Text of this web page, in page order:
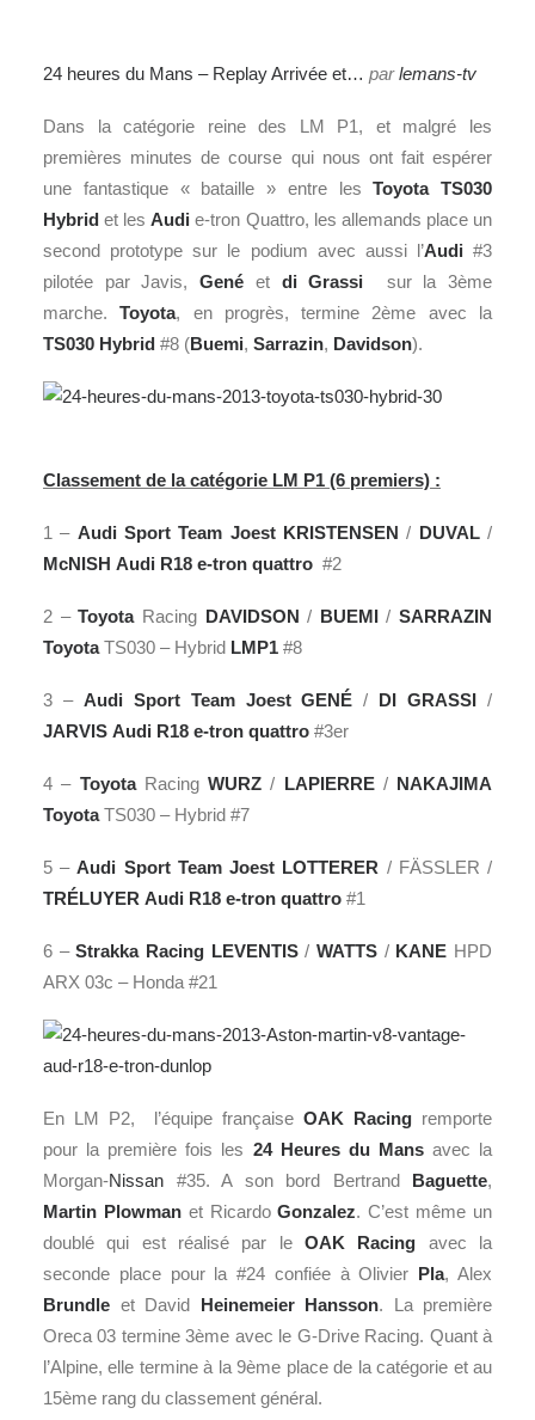
24 heures du Mans – Replay Arrivée et… parlemans-tv
Dans la catégorie reine des LM P1, et malgré les
premières minutes de course qui nous ont fait espérer
une fantastique « bataille » entre lesToyota TS030
Hybrid et lesAudi e-tron Quattro, les allemands place un
second prototype sur le podium avec aussi l’Audi #3
pilotée par Javis,Gené et di Grassi sur la 3ème
marche.Toyota, en progrès, termine 2ème avec la
TS030 Hybrid #8 (Buemi, Sarrazin, Davidson).
Classement de la catégorie LM P1 (6 premiers) :
1 – Audi Sport Team Joest KRISTENSEN / DUVAL/
McNISH Audi R18 e-tron quattro #2
2 –ToyotaRacing DAVIDSON / BUEMI/ SARRAZIN
ToyotaTS030 – Hybrid LMP1 #8
3 – Audi Sport Team Joest GENÉ / DI GRASSI /
JARVIS Audi R18 e-tron quattro #3er
4 – ToyotaRacing WURZ / LAPIERRE/ NAKAJIMA
ToyotaTS030 – Hybrid #7
5 –Audi Sport Team Joest LOTTERER / FÄSSLER /
TRÉLUYER Audi R18 e-tron quattro #1
6 –Strakka Racing LEVENTIS/WATTS / KANE HPD
ARX 03c – Honda #21
En LM P2, l’équipe française OAK Racing remporte
pour la première fois les 24 Heures du Mansavec la
Morgan-Nissan #35. A son bord Bertrand Baguette,
Martin Plowmanet RicardoGonzalez. C’est même un
doublé qui est réalisé par le OAK Racing avec la
seconde place pour la #24 confiée à Olivier Pla, Alex
Brundle et David Heinemeier Hansson. La première
Oreca 03 termine 3ème avec le G-Drive Racing. Quant à
l’Alpine, elle termine à la 9ème place de la catégorie et au
15ème rang du classement général.